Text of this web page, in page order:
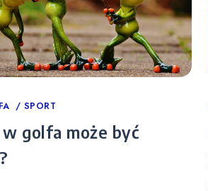
SPORT
golfa może być